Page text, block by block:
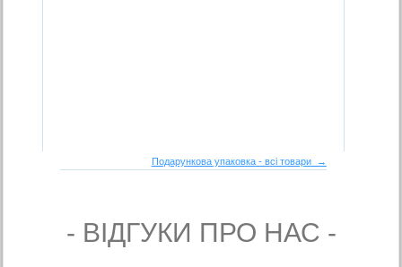
Подарункова упаковка - всі товари →
- ВIДГУКИ ПРО НАС -